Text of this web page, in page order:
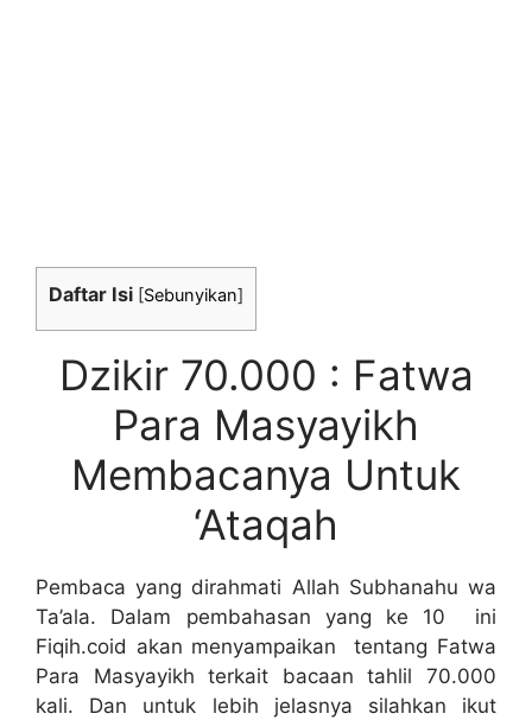
Daftar Isi [Sebunyikan]
Dzikir 70.000 : Fatwa
Para Masyayikh
Membacanya Untuk
‘Ataqah
Pembaca yang dirahmati Allah Subhanahu wa
Ta’ala. Dalam pembahasan yang ke 10 ini
Fiqih.coid akan menyampaikan tentang Fatwa
Para Masyayikh terkait bacaan tahlil 70.000
kali. Dan untuk lebih jelasnya silahkan ikut